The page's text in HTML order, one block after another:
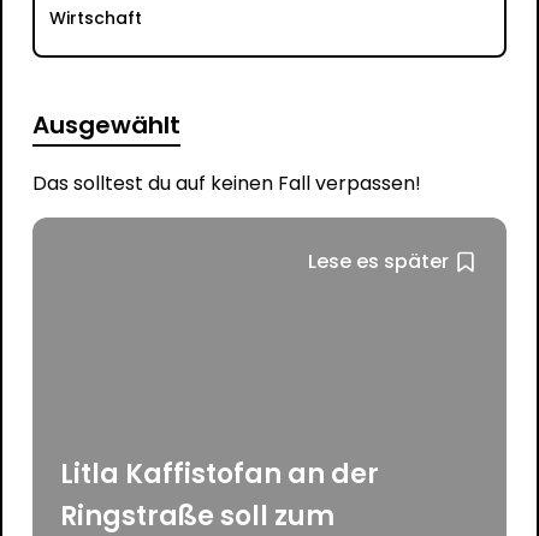
Wirtschaft
Ausgewählt
Das solltest du auf keinen Fall verpassen!
Lese es später
Litla Kaffistofan an der
Ringstraße soll zum